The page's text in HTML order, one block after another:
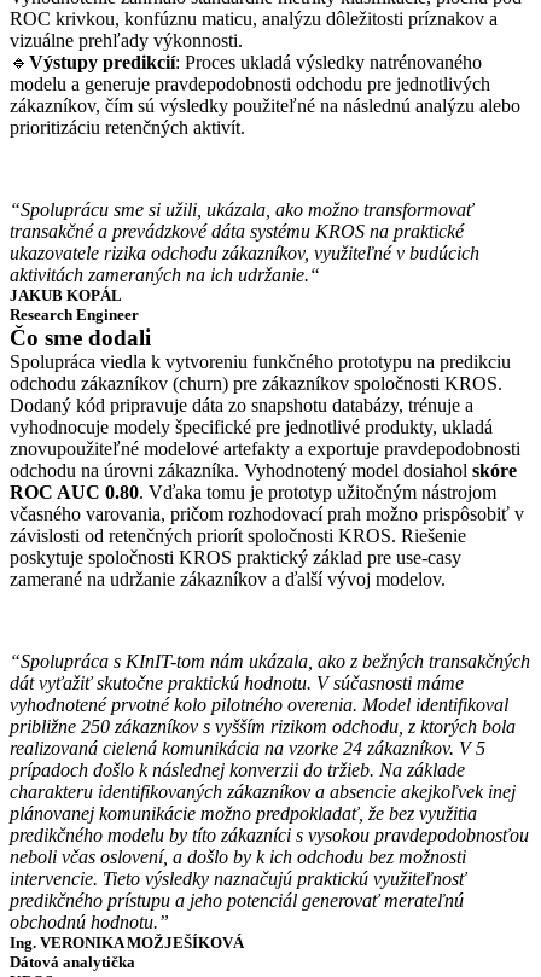
ROC krivkou, konfúznu maticu, analýzu dôležitosti príznakov a
vizuálne prehľady výkonnosti.
🔹 Výstupy predikcií: Proces ukladá výsledky natrénovaného
modelu a generuje pravdepodobnosti odchodu pre jednotlivých
zákazníkov, čím sú výsledky použiteľné na následnú analýzu alebo
prioritizáciu retenčných aktivít.
“Spoluprácu sme si užili, ukázala, ako možno transformovať
transakčné a prevádzkové dáta systému KROS na praktické
ukazovatele rizika odchodu zákazníkov, využiteľné v budúcich
aktivitách zameraných na ich udržanie.“
JAKUB KOPÁL
Research Engineer
Čo sme dodali
Spolupráca viedla k vytvoreniu funkčného prototypu na predikciu
odchodu zákazníkov (churn) pre zákazníkov spoločnosti KROS.
Dodaný kód pripravuje dáta zo snapshotu databázy, trénuje a
vyhodnocuje modely špecifické pre jednotlivé produkty, ukladá
znovupoužiteľné modelové artefakty a exportuje pravdepodobnosti
odchodu na úrovni zákazníka. Vyhodnotený model dosiahol skóre
ROC AUC 0.80. Vďaka tomu je prototyp užitočným nástrojom
včasného varovania, pričom rozhodovací prah možno prispôsobiť v
závislosti od retenčných priorít spoločnosti KROS. Riešenie
poskytuje spoločnosti KROS praktický základ pre use-casy
zamerané na udržanie zákazníkov a ďalší vývoj modelov.
“Spolupráca s KInIT-tom nám ukázala, ako z bežných transakčných
dát vyťažiť skutočne praktickú hodnotu. V súčasnosti máme
vyhodnotené prvotné kolo pilotného overenia. Model identifikoval
približne 250 zákazníkov s vyšším rizikom odchodu, z ktorých bola
realizovaná cielená komunikácia na vzorke 24 zákazníkov. V 5
prípadoch došlo k následnej konverzii do tržieb. Na základe
charakteru identifikovaných zákazníkov a absencie akejkoľvek inej
plánovanej komunikácie možno predpokladať, že bez využitia
predikčného modelu by títo zákazníci s vysokou pravdepodobnosťou
neboli včas oslovení, a došlo by k ich odchodu bez možnosti
intervencie. Tieto výsledky naznačujú praktickú využiteľnosť
predikčného prístupu a jeho potenciál generovať merateľnú
obchodnú hodnotu.”
Ing. VERONIKA MOŽJEŠÍKOVÁ
Dátová analytička